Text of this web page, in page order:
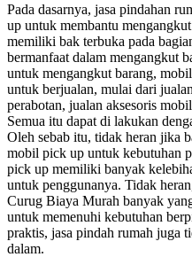
Pada dasarnya, jasa pindahan
up untuk membantu
memiliki bak terbuka pada
bermanfaat dalam mengangkut
untuk mengangkut barang,
untuk berjualan, mulai dari
perabotan, jualan aksesoris
Semua itu dapat di lakukan
Oleh sebab itu, tidak heran jika
mobil pick up untuk kebutuhan
pick up memiliki banyak
untuk penggunanya. Tidak
Curug Biaya Murah banyak
untuk memenuhi kebutuhan
praktis, jasa pindah rumah juga
dalam.